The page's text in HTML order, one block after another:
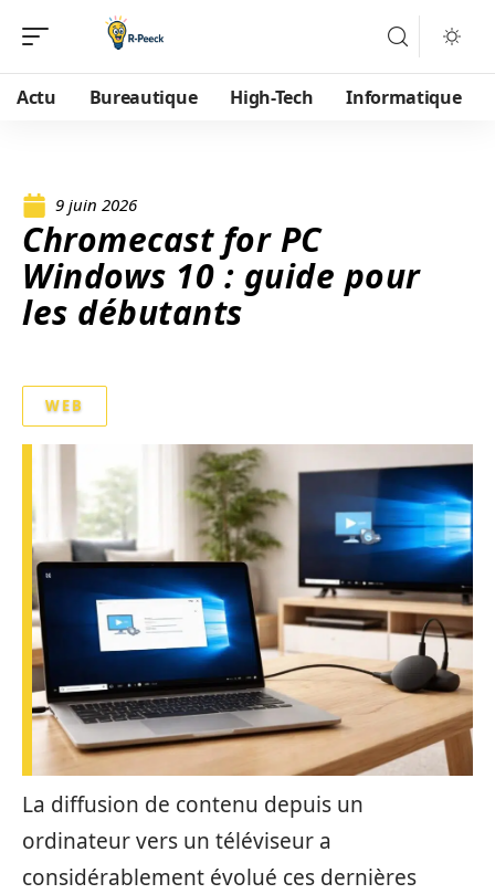
Actu Bureautique High-Tech Informatique
9 juin 2026
Chromecast for PC
Windows 10 : guide pour
les débutants
WEB
La diffusion de contenu depuis un
ordinateur vers un téléviseur a
considérablement évolué ces dernières